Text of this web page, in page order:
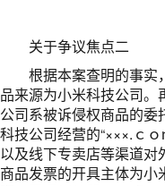
关于争议焦点二
根据本案查明的事实
品来源为小米科技公司
公司系被诉侵权商品的
科技公司经营的“×××.ｃ
以及线下专卖店等渠道对
商品发票的开具主体为